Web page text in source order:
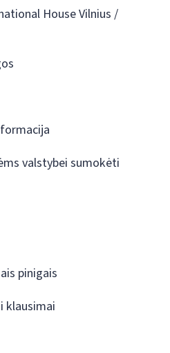
House Vilnius /
valstybei sumokėti
pinigais
klausimai